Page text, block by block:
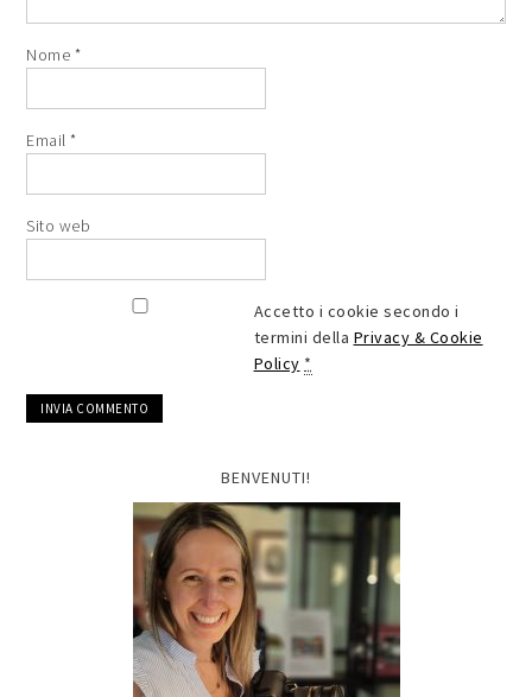
Nome *
Email*
Sito web
Accetto i cookie secondo i
termini della Privacy & Cookie
Policy *
BENVENUTI!